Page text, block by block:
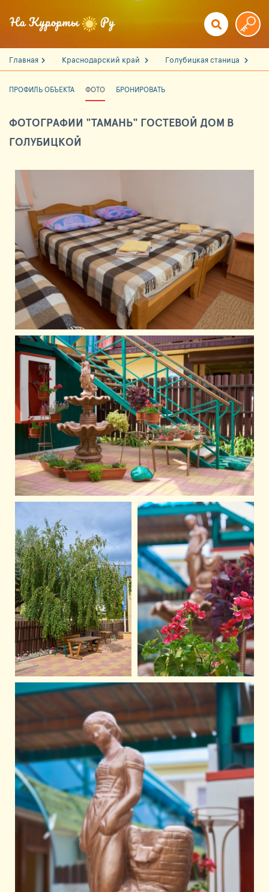
Главная Краснодарский край Голубицкая станица
ПРОФИЛЬ ОБЪЕКТА ФОТО БРОНИРОВАТЬ
ФОТОГРАФИИ "ТАМАНЬ" ГОСТЕВОЙ ДОМ В
ГОЛУБИЦКОЙ